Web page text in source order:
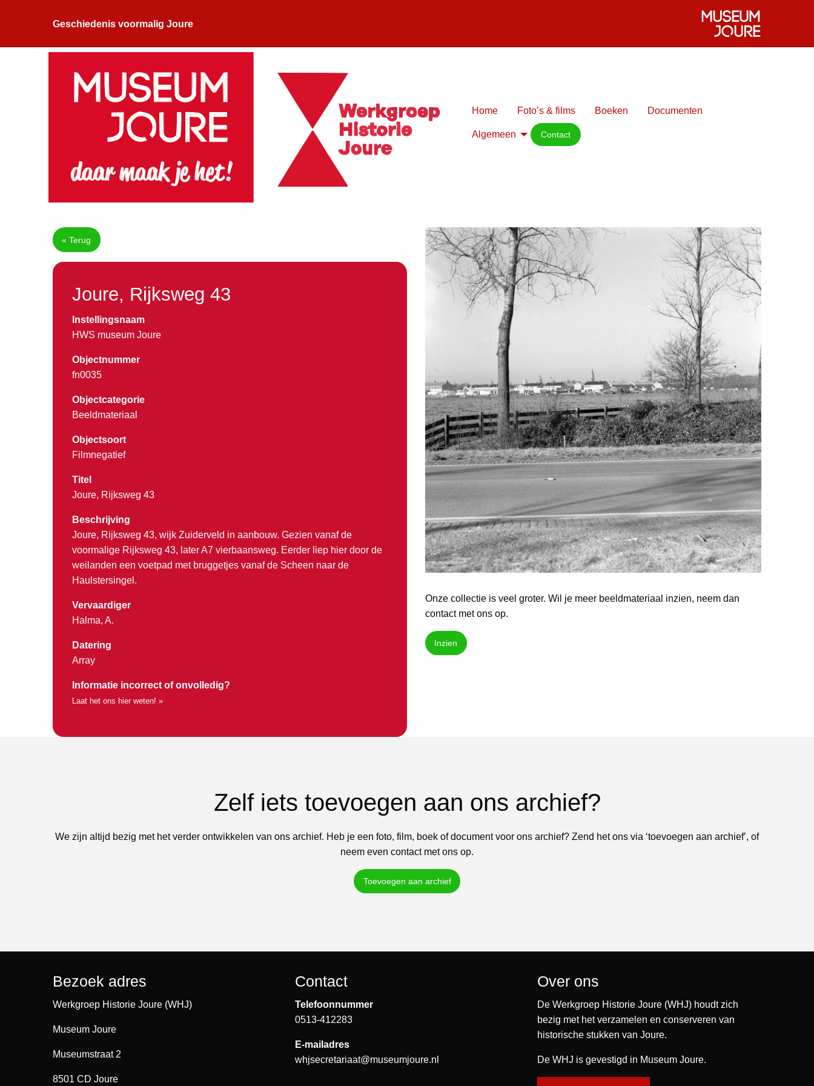
Geschiedenis voormalig Joure
Home Foto’s & films Boeken Documenten
Algemeen Contact
« Terug
Joure, Rijksweg 43
Instellingsnaam
HWS museum Joure
Objectnummer
fn0035
Objectcategorie
Beeldmateriaal
Objectsoort
Filmnegatief
Titel
Joure, Rijksweg 43
Beschrijving
Joure, Rijksweg 43, wijk Zuiderveld in aanbouw. Gezien vanaf de
voormalige Rijksweg 43, later A7 vierbaansweg. Eerder liep hier door de
weilanden een voetpad met bruggetjes vanaf de Scheen naar de
Haulstersingel.
Vervaardiger
Halma, A.
Datering
Array
Informatie incorrect of onvolledig?
Laat het ons hier weten! »
Onze collectie is veel groter. Wil je meer beeldmateriaal inzien, neem dan
contact met ons op.
Inzien
Zelf iets toevoegen aan ons archief?
We zijn altijd bezig met het verder ontwikkelen van ons archief. Heb je een foto, film, boek of document voor ons archief? Zend het ons via ‘toevoegen aan archief’, of
neem even contact met ons op.
Toevoegen aan archief
Bezoek adres
Werkgroep Historie Joure (WHJ)
Museum Joure
Museumstraat 2
8501 CD Joure
Contact
Telefoonnummer
0513-412283
E-mailadres
whjsecretariaat@museumjoure.nl
Over ons
De Werkgroep Historie Joure (WHJ) houdt zich
bezig met het verzamelen en conserveren van
historische stukken van Joure.
De WHJ is gevestigd in Museum Joure.